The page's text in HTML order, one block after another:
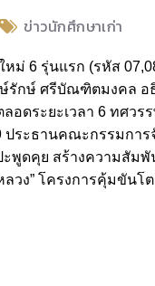
ข่าวนักศึกษาเก่า
6 รุ่นแรก (รหัส
รักษ์ ศรีบัณฑิตมงคล
อดระยะเวลา 6 ทศว
ประธานคณะกรรมกา
ะพูดคุย สร้างความสั
วง” โครงการคุ้มขันโ